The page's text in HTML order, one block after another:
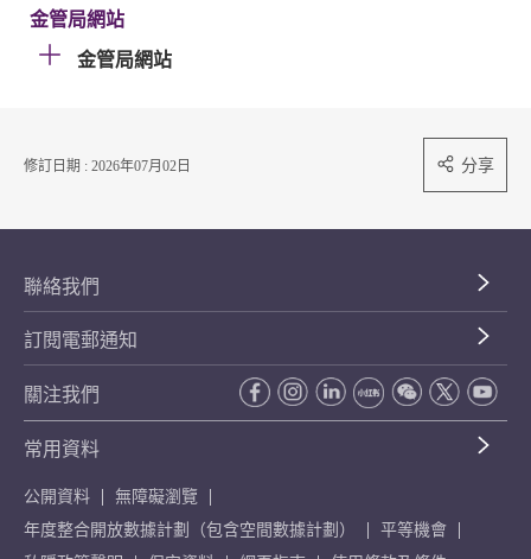
金管局網站
金管局網站
修訂日期 : 2026年07月02日 分享
聯絡我們
訂閱電郵通知
關注我們
常用資料
公開資料
無障礙瀏覽
年度整合開放數據計劃（包含空間數據計劃）
平等機會